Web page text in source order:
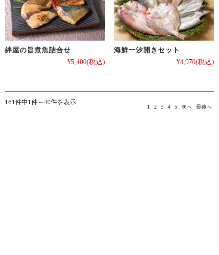
絆屋の旨煮魚詰合せ
¥5,400(税込)
海鮮一汐開きセット
¥4,970(税込)
161件中1件～40件を表示
1 2 3 4 5 次へ 最後へ